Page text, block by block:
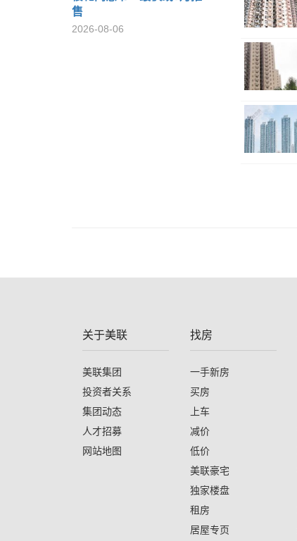
售
2026-08-06
关于美联
美联集团
投资者关系
集团动态
人才招募
网站地图
找房
一手新房
买房
上车
减价
低价
美联豪宅
独家楼盘
租房
居屋专页